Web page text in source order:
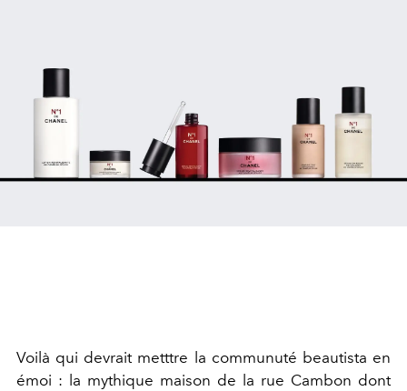
Voilà qui devrait metttre la communuté beautista en
émoi : la mythique maison de la rue Cambon dont